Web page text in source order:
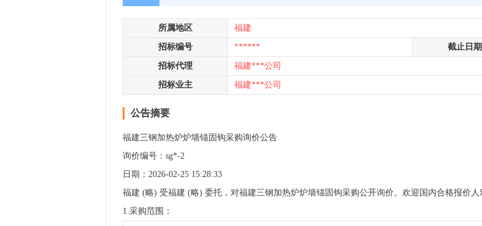
所属地区 福建
招标编号 ****** 截止日期
招标代理 福建***公司
招标业主 福建***公司
公告摘要
福建三钢加热炉炉墙锚固钩采购询价公告
询价编号：sg*-2
日期：2026-02-25 15:28:33
福建 (略) 受福建 (略) 委托，对福建三钢加热炉炉墙锚固钩采购公开询价。欢迎国内合格报价人
1.采购范围：